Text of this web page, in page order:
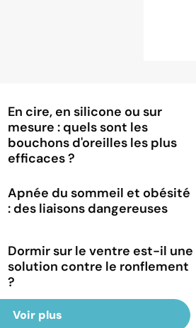
En cire, en silicone ou sur
mesure : quels sont les
bouchons d'oreilles les plus
efficaces ?
Apnée du sommeil et obésité
: des liaisons dangereuses
Dormir sur le ventre est-il une
solution contre le ronflement
?
Voir plus